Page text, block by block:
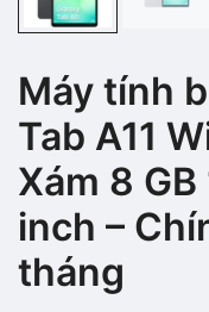
Máy tính
Tab A11
Xám 8 GB
inch –
tháng